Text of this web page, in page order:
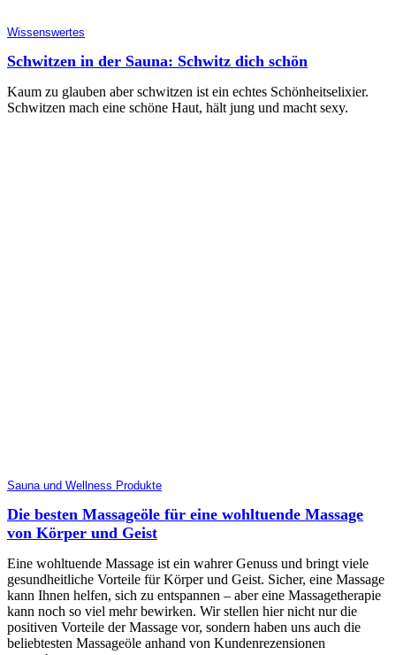
Wissenswertes
Schwitzen in der Sauna: Schwitz dich schön
Kaum zu glauben aber schwitzen ist ein echtes Schönheitselixier.
Schwitzen mach eine schöne Haut, hält jung und macht sexy.
Sauna und Wellness Produkte
Die besten Massageöle für eine wohltuende Massage
von Körper und Geist
Eine wohltuende Massage ist ein wahrer Genuss und bringt viele
gesundheitliche Vorteile für Körper und Geist. Sicher, eine Massage
kann Ihnen helfen, sich zu entspannen – aber eine Massagetherapie
kann noch so viel mehr bewirken. Wir stellen hier nicht nur die
positiven Vorteile der Massage vor, sondern haben uns auch die
beliebtesten Massageöle anhand von Kundenrezensionen